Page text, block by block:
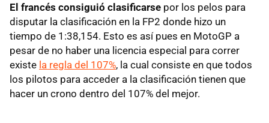
El francés consiguió clasificarse por los pelos para
disputar la clasificación en la FP2 donde hizo un
tiempo de 1:38,154. Esto es así pues en MotoGP a
pesar de no haber una licencia especial para correr
existe la regla del 107%, la cual consiste en que todos
los pilotos para acceder a la clasificación tienen que
hacer un crono dentro del 107% del mejor.